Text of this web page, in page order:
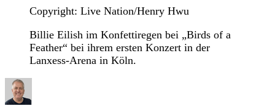
Copyright: Live Nation/Henry Hwu
Billie Eilish im Konfettiregen bei „Birds of a
Feather“ bei ihrem ersten Konzert in der
Lanxess-Arena in Köln.